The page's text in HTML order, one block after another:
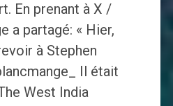
En prenant à X /
a partagé: « Hier,
à Stephen
Il était
West India